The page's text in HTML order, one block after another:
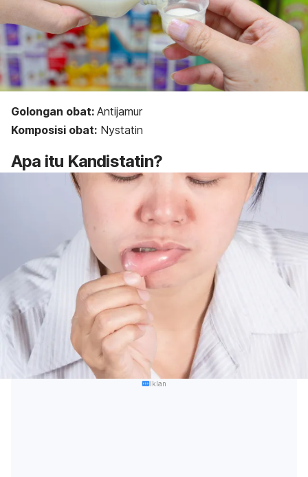
Golongan obat: Antijamur
Komposisi obat: Nystatin
Apa itu Kandistatin?
Iklan